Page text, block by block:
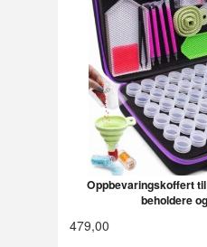
Oppbevaringskoffert
beholdere
479,00